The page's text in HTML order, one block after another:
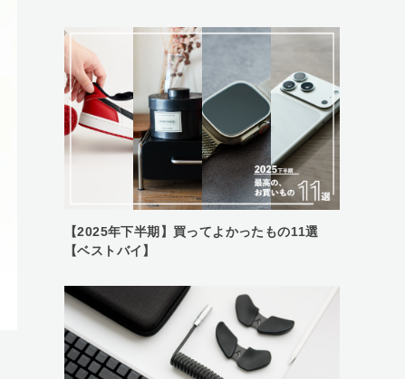
【2025年下半期】買ってよかったもの11選
【ベストバイ】